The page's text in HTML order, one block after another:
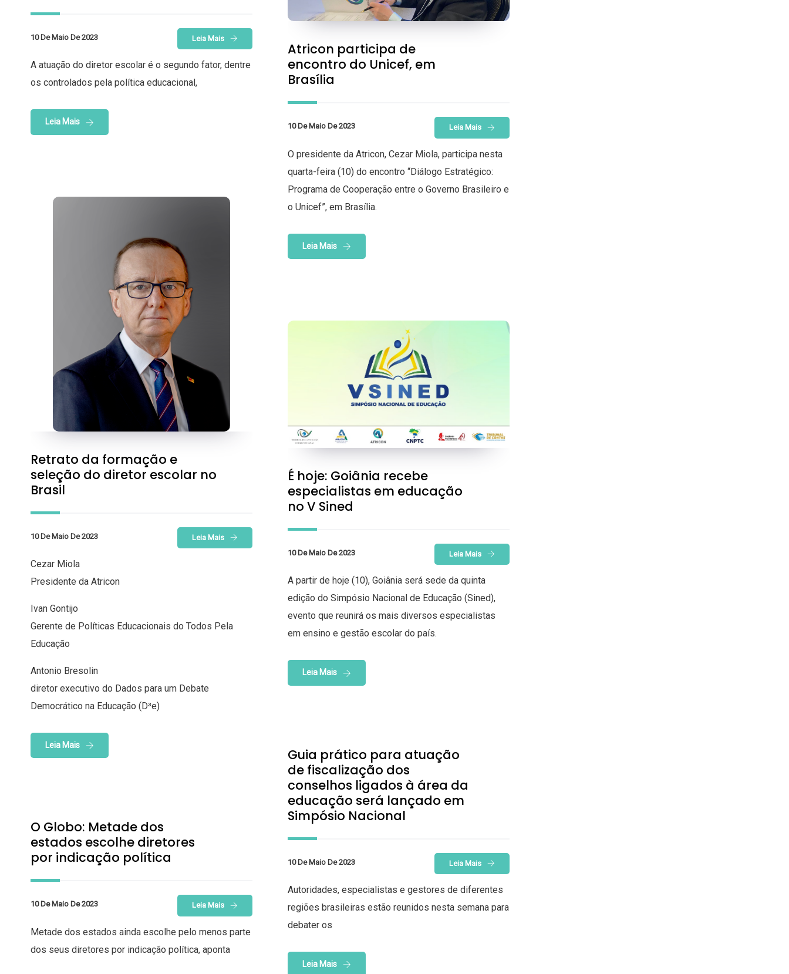
Atricon participa de
encontro do Unicef, em
Brasília
10 De Maio De 2023 Leia Mais
O presidente da Atricon, Cezar Miola, participa nesta
quarta-feira (10) do encontro “Diálogo Estratégico:
Programa de Cooperação entre o Governo Brasileiro e
o Unicef”, em Brasília.
Leia Mais
10 De Maio De 2023 Leia Mais
A atuação do diretor escolar é o segundo fator, dentre
os controlados pela política educacional,
Leia Mais
Retrato da formação e
seleção do diretor escolar no
Brasil
10 De Maio De 2023 Leia Mais
Cezar Miola
Presidente da Atricon
Ivan Gontijo
Gerente de Políticas Educacionais do Todos Pela
Educação
Antonio Bresolin
diretor executivo do Dados para um Debate
Democrático na Educação (D³e)
Leia Mais
É hoje: Goiânia recebe
especialistas em educação
no V Sined
10 De Maio De 2023 Leia Mais
A partir de hoje (10), Goiânia será sede da quinta
edição do Simpósio Nacional de Educação (Sined),
evento que reunirá os mais diversos especialistas
em ensino e gestão escolar do país.
Leia Mais
Guia prático para atuação
de fiscalização dos
conselhos ligados à área da
educação será lançado em
Simpósio Nacional
10 De Maio De 2023 Leia Mais
Autoridades, especialistas e gestores de diferentes
regiões brasileiras estão reunidos nesta semana para
debater os
Leia Mais
O Globo: Metade dos
estados escolhe diretores
por indicação política
10 De Maio De 2023 Leia Mais
Metade dos estados ainda escolhe pelo menos parte
dos seus diretores por indicação política, aponta